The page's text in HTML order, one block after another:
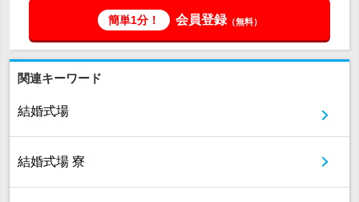
簡単1分！ 会員登録（無料）
関連キーワード
結婚式場
結婚式場 寮